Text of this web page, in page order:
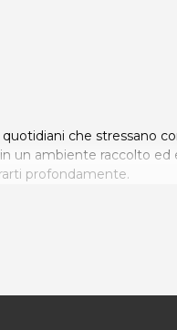
che stressano
un ambiente raccolto ed
profondamente.